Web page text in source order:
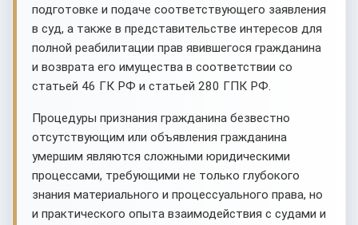
подготовке и подаче соответствующего заявления
в суд, а также в представительстве интересов для
полной реабилитации прав явившегося гражданина
и возврата его имущества в соответствии со
статьей 46 ГК РФ и статьей 280 ГПК РФ.
Процедуры признания гражданина безвестно
отсутствующим или объявления гражданина
умершим являются сложными юридическими
процессами, требующими не только глубокого
знания материального и процессуального права, но
и практического опыта взаимодействия с судами и